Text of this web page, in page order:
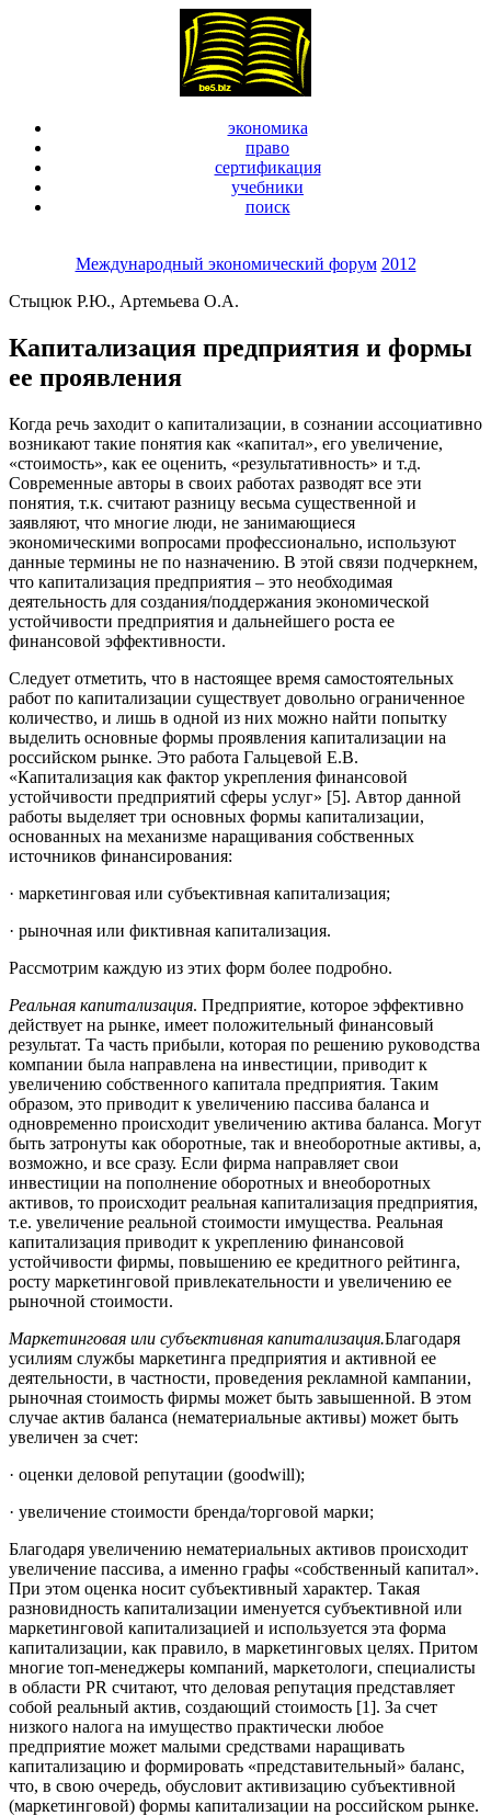
экономика
право
сертификация
учебники
поиск
Международный экономический форум 2012
Стыцюк Р.Ю., Артемьева О.А.
Капитализация предприятия и формы
ее проявления
Когда речь заходит о капитализации, в сознании ассоциативно
возникают такие понятия как «капитал», его увеличение,
«стоимость», как ее оценить, «результативность» и т.д.
Современные авторы в своих работах разводят все эти
понятия, т.к. считают разницу весьма существенной и
заявляют, что многие люди, не занимающиеся
экономическими вопросами профессионально, используют
данные термины не по назначению. В этой связи подчеркнем,
что капитализация предприятия – это необходимая
деятельность для создания/поддержания экономической
устойчивости предприятия и дальнейшего роста ее
финансовой эффективности.
Следует отметить, что в настоящее время самостоятельных
работ по капитализации существует довольно ограниченное
количество, и лишь в одной из них можно найти попытку
выделить основные формы проявления капитализации на
российском рынке. Это работа Гальцевой Е.В.
«Капитализация как фактор укрепления финансовой
устойчивости предприятий сферы услуг» [5]. Автор данной
работы выделяет три основных формы капитализации,
основанных на механизме наращивания собственных
источников финансирования:
· маркетинговая или субъективная капитализация;
· рыночная или фиктивная капитализация.
Рассмотрим каждую из этих форм более подробно.
Реальная капитализация. Предприятие, которое эффективно
действует на рынке, имеет положительный финансовый
результат. Та часть прибыли, которая по решению руководства
компании была направлена на инвестиции, приводит к
увеличению собственного капитала предприятия. Таким
образом, это приводит к увеличению пассива баланса и
одновременно происходит увеличению актива баланса. Могут
быть затронуты как оборотные, так и внеоборотные активы, а,
возможно, и все сразу. Если фирма направляет свои
инвестиции на пополнение оборотных и внеоборотных
активов, то происходит реальная капитализация предприятия,
т.е. увеличение реальной стоимости имущества. Реальная
капитализация приводит к укреплению финансовой
устойчивости фирмы, повышению ее кредитного рейтинга,
росту маркетинговой привлекательности и увеличению ее
рыночной стоимости.
Маркетинговая или субъективная капитализация.Благодаря
усилиям службы маркетинга предприятия и активной ее
деятельности, в частности, проведения рекламной кампании,
рыночная стоимость фирмы может быть завышенной. В этом
случае актив баланса (нематериальные активы) может быть
увеличен за счет:
· оценки деловой репутации (goodwill);
· увеличение стоимости бренда/торговой марки;
Благодаря увеличению нематериальных активов происходит
увеличение пассива, а именно графы «собственный капитал».
При этом оценка носит субъективный характер. Такая
разновидность капитализации именуется субъективной или
маркетинговой капитализацией и используется эта форма
капитализации, как правило, в маркетинговых целях. Притом
многие топ-менеджеры компаний, маркетологи, специалисты
в области PR считают, что деловая репутация представляет
собой реальный актив, создающий стоимость [1]. За счет
низкого налога на имущество практически любое
предприятие может малыми средствами наращивать
капитализацию и формировать «представительный» баланс,
что, в свою очередь, обусловит активизацию субъективной
(маркетинговой) формы капитализации на российском рынке.